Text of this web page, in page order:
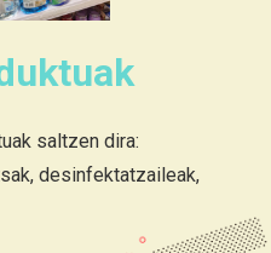
saltzen dira:
desinfektatzaileak,